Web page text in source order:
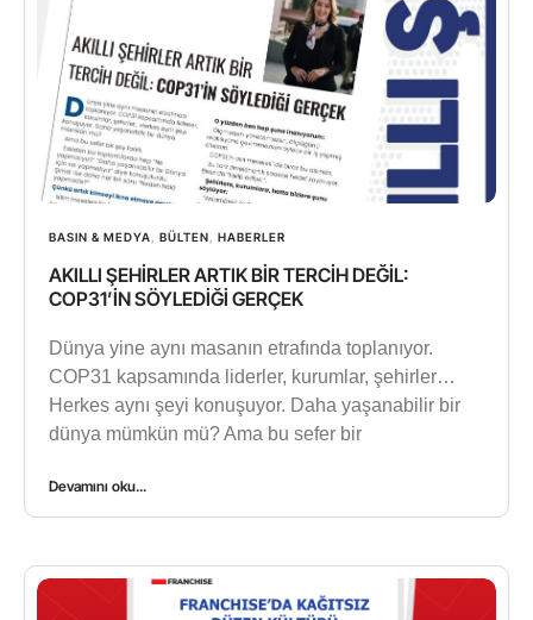
BASIN & MEDYA BÜLTEN HABERLER
AKILLI ŞEHİRLER ARTIK BİR TERCİH DEĞİL:
COP31’İN SÖYLEDİĞİ GERÇEK
Dünya yine aynı masanın etrafında toplanıyor.
COP31 kapsamında liderler, kurumlar, şehirler…
Herkes aynı şeyi konuşuyor. Daha yaşanabilir bir
dünya mümkün mü? Ama bu sefer bir
Devamını oku...